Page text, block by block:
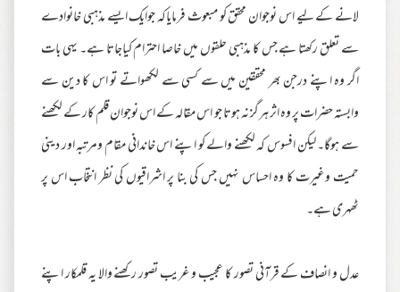
لانے کے لیے اس نوجوان محقق کو مبعوث فرمایاکہ جوایک ایسے مذہبی خانوادے
سے تعلق رکھتا ہے جس کا مذہبی حلقوں میں خاصا احترام کیاجاتا ہے۔ یہی بات
اگر وہ اپنے درجن بھر محققین میں سے کسی سے لکھواتے تو اس کا دین سے
وابستہ حضرات پر وہ اثر ہرگز نہ ہوتا جو اس مقالہ کے اس نوجوان قلم کار کے لکھنے
سے ہوگا۔ لیکن افسوس کہ لکھنے والے کو اپنے اس خاندانی مقام ومرتبہ اور دینی
حمیت وغیرت کا وہ احساس نہیں جس کی بنا پر اشراقیوں کی نظر انتخاب اس پر
ٹھہری ہے۔
عدل و انصاف کے قرآنی تصور کا عجیب و غریب تصور رکھنے والا یہ قلمکار اپنے